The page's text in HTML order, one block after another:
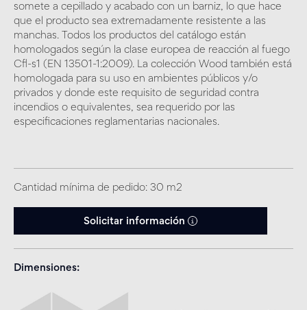
somete a cepillado y acabado con un barniz, lo que hace
que el producto sea extremadamente resistente a las
manchas. Todos los productos del catálogo están
homologados según la clase europea de reacción al fuego
Cfl-s1 (EN 13501-1:2009). La colección Wood también está
homologada para su uso en ambientes públicos y/o
privados y donde este requisito de seguridad contra
incendios o equivalentes, sea requerido por las
especificaciones reglamentarias nacionales.
Cantidad mínima de pedido: 30 m2
Solicitar información
Dimensiones